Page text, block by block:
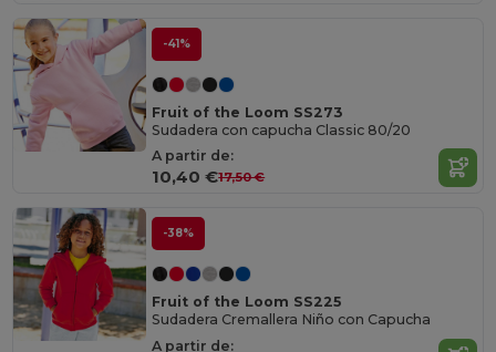
-41%
Fruit of the Loom SS273
Sudadera con capucha Classic 80/20
A partir de:
10,40 €17,50 €
-38%
Fruit of the Loom SS225
Sudadera Cremallera Niño con Capucha
A partir de: